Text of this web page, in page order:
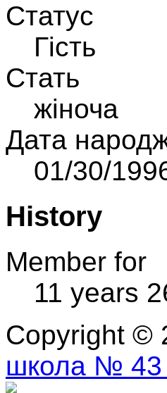
Статус
Гість
Стать
жіноча
Дата
01/30/
History
Member for
11 years
Copyright ©
школа № 43